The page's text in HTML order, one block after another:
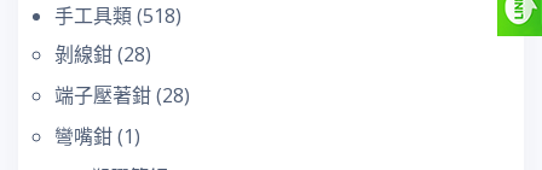
手工具類(518)
剝線鉗(28)
端子壓著鉗(28)
彎嘴鉗(1)